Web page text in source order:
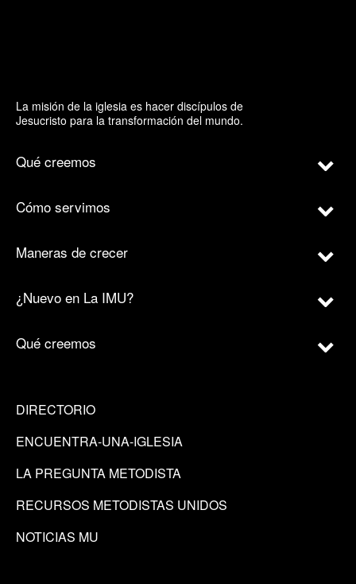
La misión de la iglesia es hacer discípulos de
Jesucristo para la transformación del mundo.
Qué creemos
Cómo servimos
Maneras de crecer
¿Nuevo en La IMU?
Qué creemos
DIRECTORIO
ENCUENTRA-UNA-IGLESIA
LA PREGUNTA METODISTA
RECURSOS METODISTAS UNIDOS
NOTICIAS MU